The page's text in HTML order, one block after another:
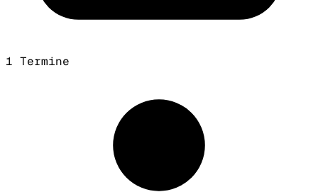
1 Termine